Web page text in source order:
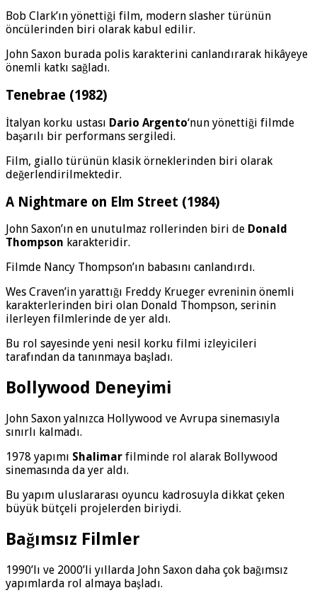
Bob Clark’ın yönettiği film, modern slasher türünün
öncülerinden biri olarak kabul edilir.
John Saxon burada polis karakterini canlandırarak hikâyeye
önemli katkı sağladı.
Tenebrae (1982)
İtalyan korku ustası Dario Argento‘nun yönettiği filmde
başarılı bir performans sergiledi.
Film, giallo türünün klasik örneklerinden biri olarak
değerlendirilmektedir.
A Nightmare on Elm Street (1984)
John Saxon’ın en unutulmaz rollerinden biri de Donald
Thompson karakteridir.
Filmde Nancy Thompson’ın babasını canlandırdı.
Wes Craven’in yarattığı Freddy Krueger evreninin önemli
karakterlerinden biri olan Donald Thompson, serinin
ilerleyen filmlerinde de yer aldı.
Bu rol sayesinde yeni nesil korku filmi izleyicileri
tarafından da tanınmaya başladı.
Bollywood Deneyimi
John Saxon yalnızca Hollywood ve Avrupa sinemasıyla
sınırlı kalmadı.
1978 yapımı Shalimar filminde rol alarak Bollywood
sinemasında da yer aldı.
Bu yapım uluslararası oyuncu kadrosuyla dikkat çeken
büyük bütçeli projelerden biriydi.
Bağımsız Filmler
1990’lı ve 2000’li yıllarda John Saxon daha çok bağımsız
yapımlarda rol almaya başladı.